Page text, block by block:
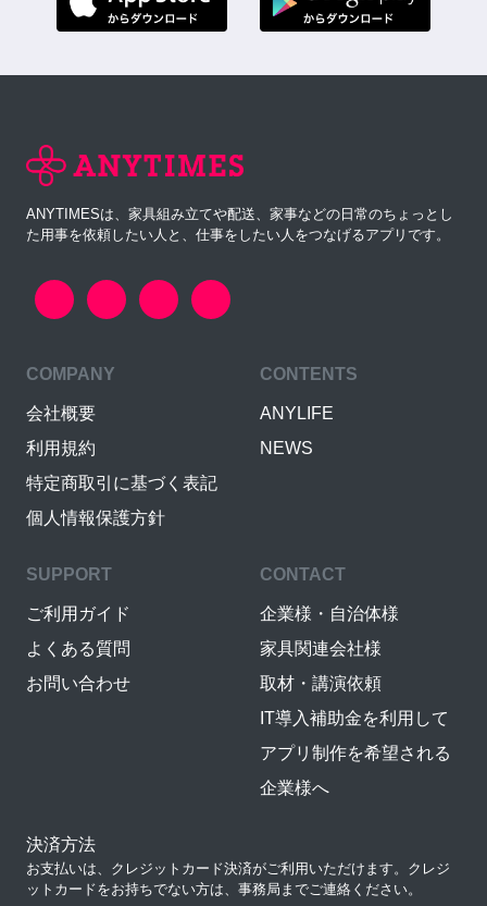
ANYTIMESは、家具組み立てや配送、家事などの日常のちょっとし
た用事を依頼したい人と、仕事をしたい人をつなげるアプリです。
COMPANY
会社概要
利用規約
特定商取引に基づく表記
個人情報保護方針
CONTENTS
ANYLIFE
NEWS
SUPPORT
ご利用ガイド
よくある質問
お問い合わせ
CONTACT
企業様・自治体様
家具関連会社様
取材・講演依頼
IT導入補助金を利用して
アプリ制作を希望される
企業様へ
決済方法
お支払いは、クレジットカード決済がご利用いただけます。クレジ
ットカードをお持ちでない方は、事務局までご連絡ください。